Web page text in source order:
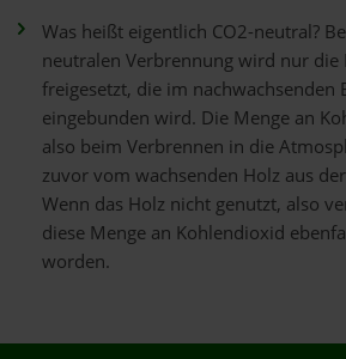
Was heißt eigentlich CO2-neutral?
neutralen Verbrennung wird nur die
freigesetzt, die im nachwachsenden
eingebunden wird. Die Menge an
also beim Verbrennen in die
zuvor vom wachsenden Holz aus
Wenn das Holz nicht genutzt, also
diese Menge an Kohlendioxid
worden.